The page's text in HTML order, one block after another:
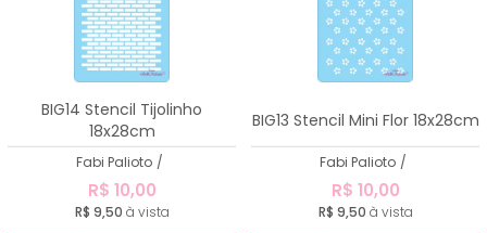
BIG14 Stencil Tijolinho
18x28cm
Fabi Palioto /
R$ 10,00
R$ 9,50 à vista
BIG13 Stencil Mini Flor 18x28cm
Fabi Palioto /
R$ 10,00
R$ 9,50 à vista